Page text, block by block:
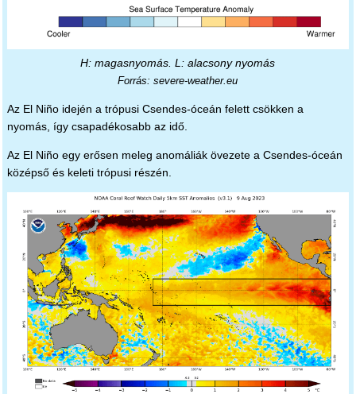
H: magasnyomás. L: alacsony nyomás
Forrás: severe-weather.eu
Az El Niño idején a trópusi Csendes-óceán felett csökken a
nyomás, így csapadékosabb az idő.
Az El Niño egy erősen meleg anomáliák övezete a Csendes-óceán
középső és keleti trópusi részén.